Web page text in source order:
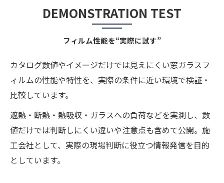
DEMONSTRATION TEST
フィルム性能を“実際に試す”
カタログ数値やイメージだけでは見えにくい窓ガラスフ
ィルムの性能や特性を、実際の条件に近い環境で検証・
比較しています。
遮熱・断熱・熱吸収・ガラスへの負荷などを実測し、数
値だけでは判断しにくい違いや注意点も含めて公開。施
工会社として、実際の現場判断に役立つ情報発信を目的
としています。